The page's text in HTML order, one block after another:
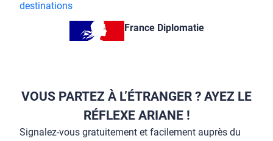
destinations
France Diplomatie
VOUS PARTEZ À L’ÉTRANGER ? AYEZ LE
RÉFLEXE ARIANE !
Signalez-vous gratuitement et facilement auprès du